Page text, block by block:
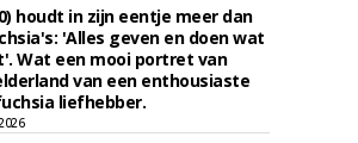
houdt in zijn eentje meer dan
'Alles geven en doen wat
Wat een mooi portret van
van een enthousiaste
liefhebber.